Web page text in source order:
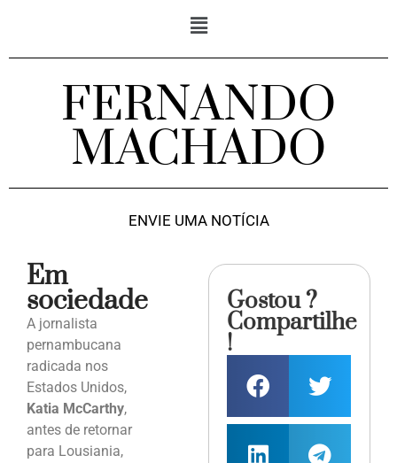
FERNANDO
MACHADO
ENVIE UMA NOTÍCIA
Em
sociedade
A jornalista
pernambucana
radicada nos
Estados Unidos,
Katia McCarthy,
antes de retornar
para Lousiania,
Gostou ?
Compartilhe
!